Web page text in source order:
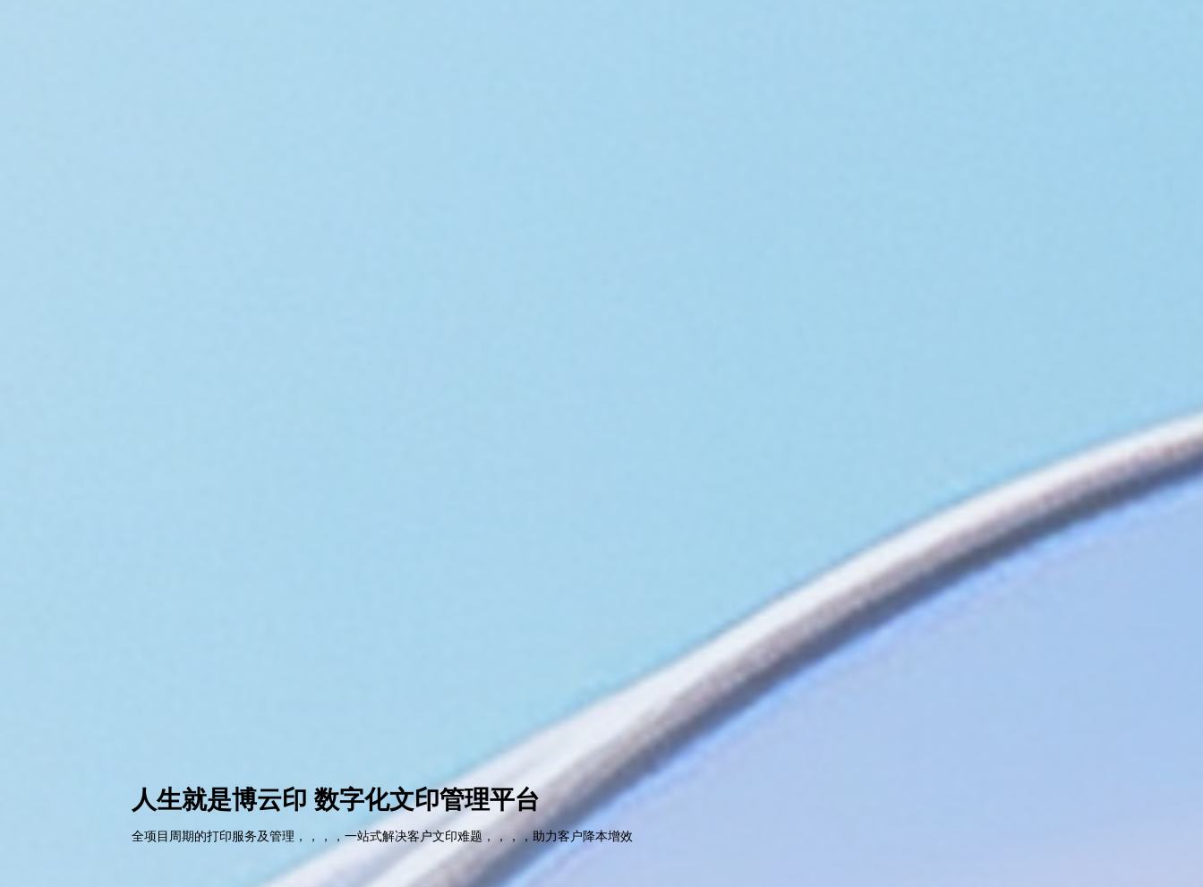
人生就是博云印 数字化文印管理平台
全项目周期的打印服务及管理，，，，一站式解决客户文印难题，，，，助力客户降本增效